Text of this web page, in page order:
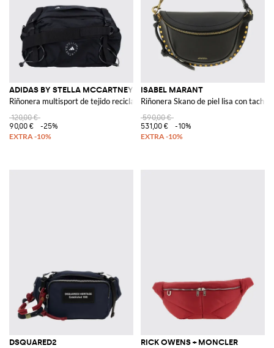
ADIDAS BY STELLA MCCARTNEY
Riñonera multisport de tejido reciclado
120,00 €
90,00 €
-25%
ISABEL MARANT
Riñonera Skano de piel lisa con
590,00 €
531,00 €
-10%
DSQUARED2 RICK OWENS + MONCLER